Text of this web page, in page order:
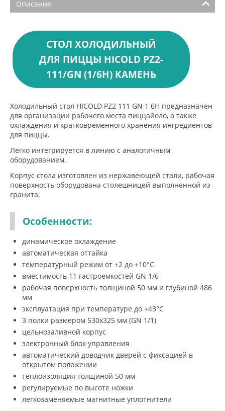
Описание
СТОЛ ХОЛОДИЛЬНЫЙ
ДЛЯ ПИЦЦЫ HICOLD PZ2-
111/GN (1/6H) КАМЕНЬ
Холодильный стол HICOLD PZ2 111 GN 1 6H предназначен
для организации рабочего места пиццайоло, а также
охлаждения и кратковременного хранения ингредиентов
для пиццы.
Легко интегрируется в линию с аналогичным
оборудованием.
Корпус стола изготовлен из нержавеющей стали, рабочая
поверхность оборудована столешницей выполненной из
гранита.
Особенности:
динамическое охлаждение
автоматическая оттайка
температурный режим от +2 до +10°С
вместимость 11 гастроемкостей GN 1/6
рабочая поверхность толщиной 50 мм и глубиной 486
мм
эксплуатация при температуре до +43°С
3 полки размером 530х325 мм (GN 1/1)
цельнозаливной корпус
электронный блок управления
автоматический доводчик дверей с фиксацией в
открытом положении
теплоизоляция толщиной 50 мм
регулируемые по высоте ножки
легкозаменяемые магнитные уплотнители